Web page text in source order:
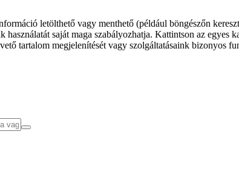
letölthető vagy menthető (például böngészőn
saját maga szabályozhatja. Kattintson az egyes
tartalom megjelenítését vagy szolgáltatásaink bizonyos